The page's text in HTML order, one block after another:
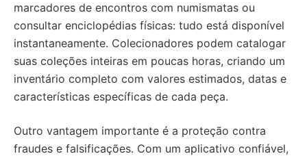
marcadores de encontros com numismatas ou
consultar enciclopédias físicas: tudo está disponível
instantaneamente. Colecionadores podem catalogar
suas coleções inteiras em poucas horas, criando um
inventário completo com valores estimados, datas e
características específicas de cada peça.
Outro vantagem importante é a proteção contra
fraudes e falsificações. Com um aplicativo confiável,